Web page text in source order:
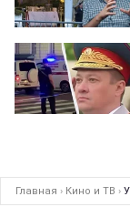
Главная › Кино и ТВ ›